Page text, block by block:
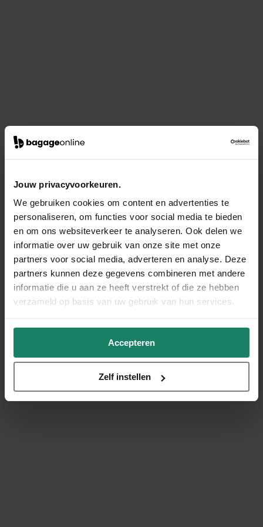
Jouw privacyvoorkeuren.
We gebruiken cookies om content en advertenties te
personaliseren, om functies voor social media te bieden
en om ons websiteverkeer te analyseren. Ook delen we
informatie over uw gebruik van onze site met onze
partners voor social media, adverteren en analyse. Deze
partners kunnen deze gegevens combineren met andere
informatie die u aan ze heeft verstrekt of die ze hebben
verzameld op basis van uw gebruik van hun services.
Accepteren
Zelf instellen